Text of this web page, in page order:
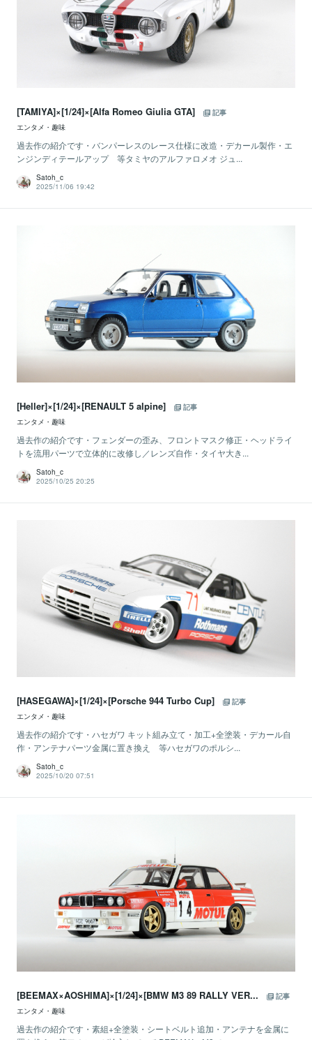
[TAMIYA]×[1/24]×[Alfa Romeo Giulia GTA]
記事
エンタメ・趣味
過去作の紹介です・バンパーレスのレース仕様に改造・デカール製作・エ
ンジンディテールアップ 等タミヤのアルファロメオ ジュ...
Satoh_c
2025/11/06 19:42
[Heller]×[1/24]×[RENAULT 5 alpine]
記事
エンタメ・趣味
過去作の紹介です・フェンダーの歪み、フロントマスク修正・ヘッドライ
トを流用パーツで立体的に改修し／レンズ自作・タイヤ大き...
Satoh_c
2025/10/25 20:25
[HASEGAWA]×[1/24]×[Porsche 944 Turbo Cup]
記事
エンタメ・趣味
過去作の紹介です・ハセガワ キット組み立て・加工+全塗装・デカール自
作・アンテナパーツ金属に置き換え 等ハセガワのポルシ...
Satoh_c
2025/10/20 07:51
[BEEMAX×AOSHIMA]×[1/24]×[BMW M3 89 RALLY VER...
記事
エンタメ・趣味
過去作の紹介です・素組+全塗装・シートベルト追加・アンテナを金属に